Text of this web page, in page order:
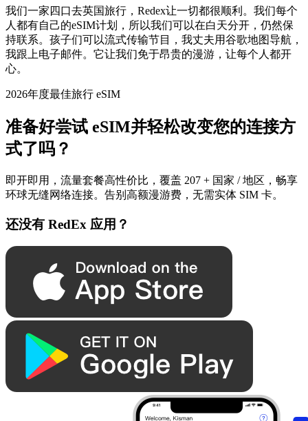
我们一家四口去英国旅行，Redex让一切都很顺利。我们每个
人都有自己的eSIM计划，所以我们可以在白天分开，仍然保
持联系。孩子们可以流式传输节目，我丈夫用谷歌地图导航，
我跟上电子邮件。它让我们免于昂贵的漫游，让每个人都开
心。
2026年度最佳旅行 eSIM
准备好尝试 eSIM并轻松改变您的连接方
式了吗？
即开即用，流量套餐高性价比，覆盖 207 + 国家 / 地区，畅享
环球无缝网络连接。告别高额漫游费，无需实体 SIM 卡。
还没有 RedEx 应用？